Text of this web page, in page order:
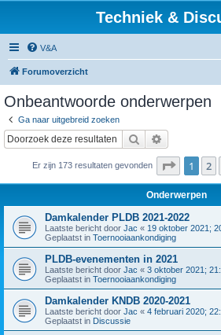
Techniek &
V&A
Forumoverzicht
Onbeantwoorde onderwerpen
Ga naar uitgebreid zoeken
Zoek
Er zijn 173 resultaten gevonden Pagina
1 2
Onderwerpen
Damkalender PLDB 2021-2022
Laatste bericht door Jac « 19 oktober 2021;
Geplaatst in Toernooiaankondiging
PLDB-evenementen in 2021
Laatste bericht door Jac « 3 oktober 2021;
Geplaatst in Toernooiaankondiging
Damkalender KNDB 2020-2021
Laatste bericht door Jac « 4 februari 2020;
Geplaatst in Discussie